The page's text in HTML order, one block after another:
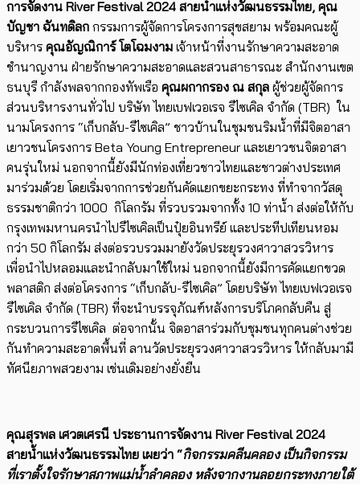
การจัดงาน River Festival 2024 สายน้ำแห่งวัฒนธรรมไทย, คุณ
บัญชา ฉันทดิลก กรรมการผู้จัดการโครงการสุขสยาม พร้อมคณะผู้
บริหาร คุณอัญณิการ์ โตโฉมงาม เจ้าหน้าที่งานรักษาความสะอาด
ชำนาญงาน ฝ่ายรักษาความสะอาดและสวนสาธารณะ สำนักงานเขต
ธนบุรี กำลังพลจากกองทัพเรือ คุณผกากรอง ณ สกุล ผู้ช่วยผู้จัดการ
ส่วนบริหารงานทั่วไป บริษัท ไทยเบฟเวอเรจ รีไซเคิล จำกัด (TBR) ใน
นามโครงการ “เก็บกลับ-รีไซเคิล” ชาวบ้านในชุมชนริมน้ำที่มีจิตอาสา
เยาวชนโครงการ Beta Young Entrepreneur และเยาวชนจิตอาสา
คนรุ่นใหม่ นอกจากนี้ยังมีนักท่องเที่ยวชาวไทยและชาวต่างประเทศ
มาร่วมด้วย โดยเริ่มจากการช่วยกันคัดแยกขยะกระทง ที่ทำจากวัสดุ
ธรรมชาติกว่า 1000 กิโลกรัม ที่รวบรวมจากทั้ง 10 ท่าน้ำ ส่งต่อให้กับ
กรุงเทพมหานครนำไปรีไซเคิลเป็นปุ๋ยอินทรีย์ และประทีปเทียนหอม
กว่า 50 กิโลกรัม ส่งต่อรวบรวมมายังวัดประยุรวงศาวาสวรวิหาร
เพื่อนำไปหลอมและนำกลับมาใช้ใหม่ นอกจากนี้ยังมีการคัดแยกขวด
พลาสติก ส่งต่อโครงการ “เก็บกลับ-รีไซเคิล” โดยบริษัท ไทยเบฟเวอเรจ
รีไซเคิล จำกัด (TBR) ที่จะนำบรรจุภัณฑ์หลังการบริโภคกลับคืน สู่
กระบวนการรีไซเคิล ต่อจากนั้น จิตอาสาร่วมกับชุมชนทุกคนต่างช่วย
กันทำความสะอาดพื้นที่ ลานวัดประยุรวงศาวาสวรวิหาร ให้กลับมามี
ทัศนียภาพสวยงาม เช่นเดิมอย่างยั่งยืน
คุณสุรพล เศวตเศรนี ประธานการจัดงาน River Festival 2024
สายน้ำแห่งวัฒนธรรมไทย เผยว่า “กิจกรรมคลีนคลอง เป็นกิจกรรม
ที่เราตั้งใจรักษาสภาพแม่น้ำลำคลอง หลังจากงานลอยกระทงภายใต้